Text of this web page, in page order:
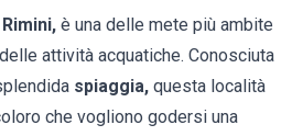
Rimini, è una delle mete più ambite
attività acquatiche. Conosciuta
spiaggia, questa località
che vogliono godersi una